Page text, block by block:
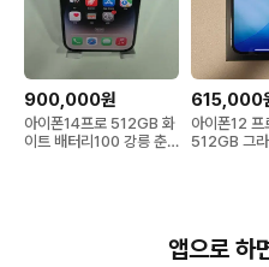
900,000원
아이폰14프로 512GB 화
이트 배터리100 강릉 춘
615,000
아이폰12 프
512GB 그
앱으로 하